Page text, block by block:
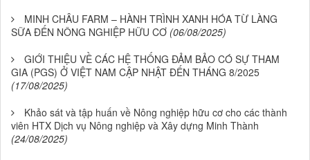
MINH CHÂU FARM – HÀNH TRÌNH XANH HÓA TỪ LÀNG
SỮA ĐẾN NÔNG NGHIỆP HỮU CƠ (06/08/2025)
GIỚI THIỆU VỀ CÁC HỆ THỐNG ĐẢM BẢO CÓ SỰ THAM
GIA (PGS) Ở VIỆT NAM CẬP NHẬT ĐẾN THÁNG 8/2025
(17/08/2025)
Khảo sát và tập huấn về Nông nghiệp hữu cơ cho các thành
viên HTX Dịch vụ Nông nghiệp và Xây dựng Minh Thành
(24/08/2025)